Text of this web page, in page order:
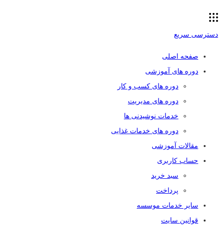
دسترسی سریع
صفحه اصلی
دوره های آموزشی
دوره های کسب و کار
دوره های مدیریت
خدمات نوشیدنی ها
دوره های خدمات غذایی
مقالات آموزشی
حساب کاربری
سبد خرید
پرداخت
سایر خدمات موسسه
قوانین سایت